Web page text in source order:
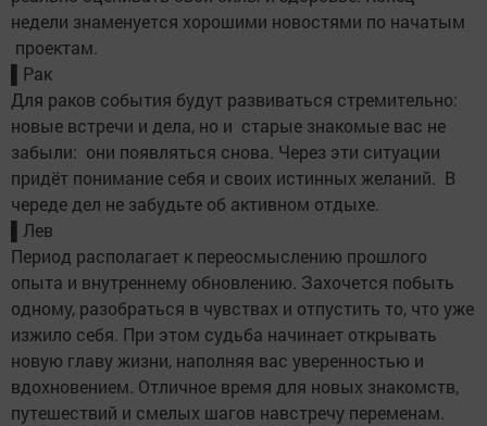
недели знаменуется хорошими новостями по начатым
проектам.
▌Рак
Для раков события будут развиваться стремительно:
новые встречи и дела, но и старые знакомые вас не
забыли: они появляться снова. Через эти ситуации
придёт понимание себя и своих истинных желаний. В
череде дел не забудьте об активном отдыхе.
▌Лев
Период располагает к переосмыслению прошлого
опыта и внутреннему обновлению. Захочется побыть
одному, разобраться в чувствах и отпустить то, что уже
изжило себя. При этом судьба начинает открывать
новую главу жизни, наполняя вас уверенностью и
вдохновением. Отличное время для новых знакомств,
путешествий и смелых шагов навстречу переменам.